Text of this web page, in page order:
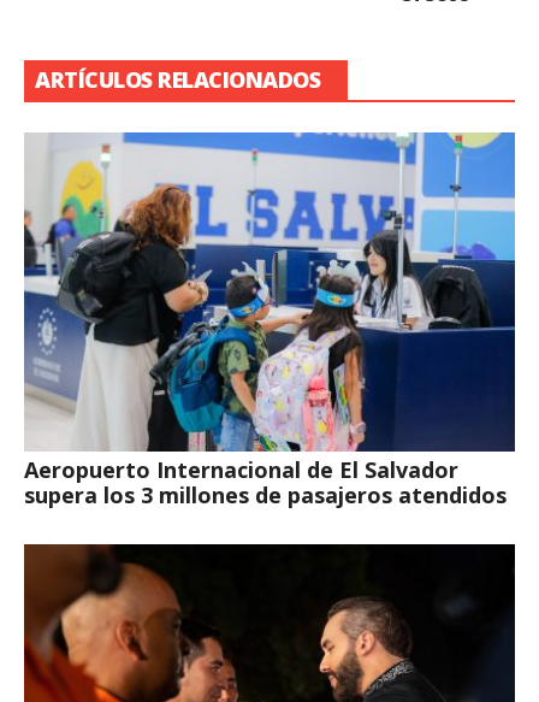
ARTÍCULOS RELACIONADOS
Aeropuerto Internacional de El Salvador
supera los 3 millones de pasajeros atendidos